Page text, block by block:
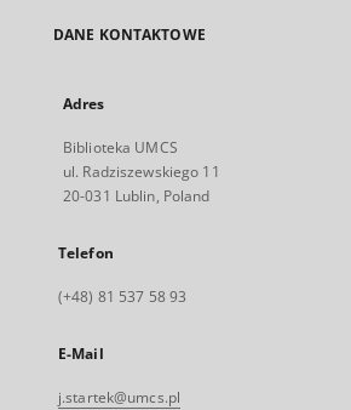
DANE KONTAKTOWE
Adres
Biblioteka UMCS
ul. Radziszewskiego 11
20-031 Lublin, Poland
Telefon
(+48) 81 537 58 93
E-Mail
j.startek@umcs.pl